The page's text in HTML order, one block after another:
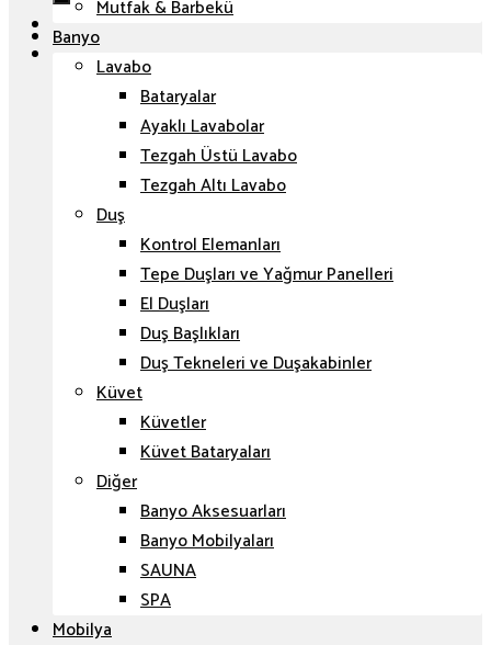
Mutfak & Barbekü
Banyo
Lavabo
Bataryalar
Ayaklı Lavabolar
Tezgah Üstü Lavabo
Tezgah Altı Lavabo
Duş
Kontrol Elemanları
Tepe Duşları ve Yağmur Panelleri
El Duşları
Duş Başlıkları
Duş Tekneleri ve Duşakabinler
Küvet
Küvetler
Küvet Bataryaları
Diğer
Banyo Aksesuarları
Banyo Mobilyaları
SAUNA
SPA
Mobilya